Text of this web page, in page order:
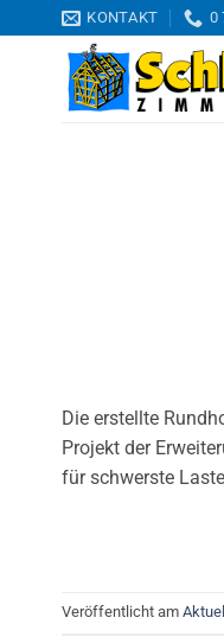
Inhalt
springen
KONTAKT 0
Die erstellte
Projekt der
für schwerste
Veröffentlicht am